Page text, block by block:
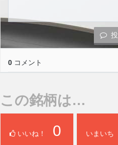
0 コメント
この銘柄は…
いいね！ 0 いまいち